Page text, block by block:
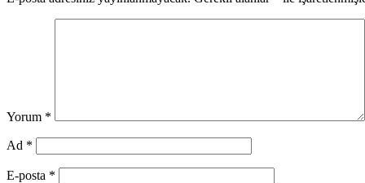
Yorum *
Ad *
E-posta *